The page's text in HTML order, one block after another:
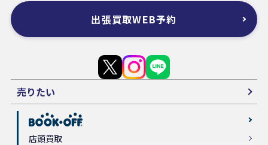
出張買取WEB予約
売りたい
店頭買取